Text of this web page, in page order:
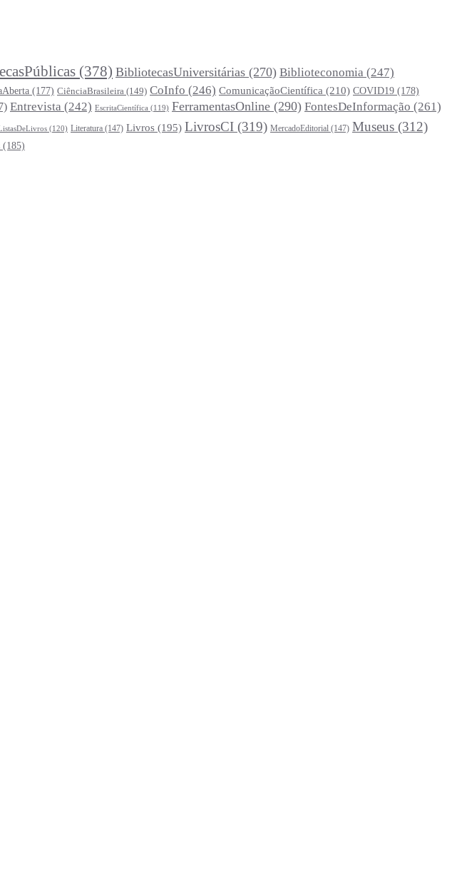
(378) BibliotecasUniversitárias (270) Biblioteconomia (247)
(177) CiênciaBrasileira (149) CoInfo (246) ComunicaçãoCientífica (210) COVID19 (178)
Entrevista (242) EscritaCientífica (119) FerramentasOnline (290) FontesDeInformação (261)
(120) Literatura (147) Livros (195) LivrosCI (319) MercadoEditorial (147) Museus (312)
(185)